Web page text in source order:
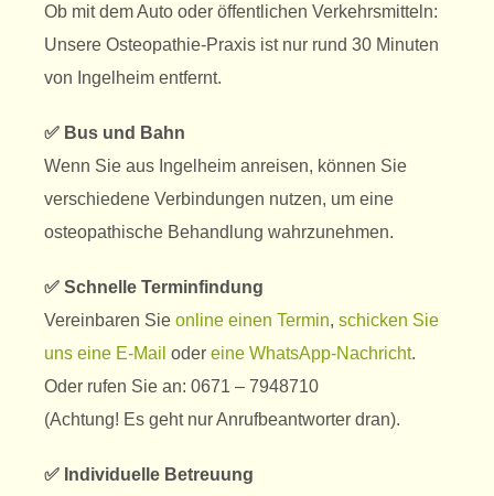
Ob mit dem Auto oder öffentlichen Verkehrsmitteln:
Unsere Osteopathie-Praxis ist nur rund 30 Minuten
von Ingelheim entfernt.
✅ Bus und Bahn
Wenn Sie aus Ingelheim anreisen, können Sie
verschiedene Verbindungen nutzen, um eine
osteopathische Behandlung wahrzunehmen.
✅ Schnelle Terminfindung
Vereinbaren Sie online einen Termin, schicken Sie
uns eine E-Mail oder eine WhatsApp-Nachricht.
Oder rufen Sie an: 0671 – 7948710
(Achtung! Es geht nur Anrufbeantworter dran).
✅ Individuelle Betreuung